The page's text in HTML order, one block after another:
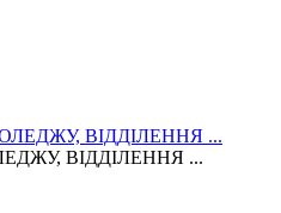
ВІДДІЛЕННЯ ...